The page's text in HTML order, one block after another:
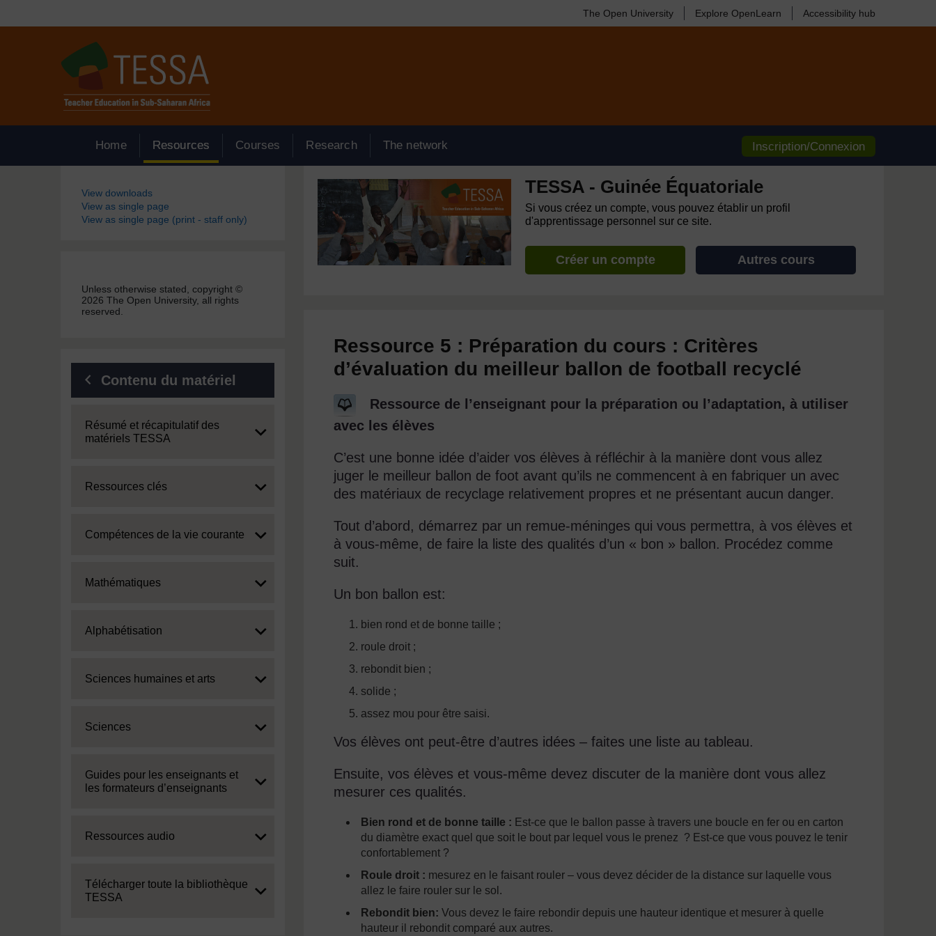
The Open University Explore OpenLearn Accessibility hub
Home Resources Courses Research The network Inscription/Connexion
Blocs
View downloads
View as single page
View as single page (print - staff only)
Unless otherwise stated, copyright ©
2026 The Open University, all rights
reserved.
Contenu du matériel
Expand
Résumé et récapitulatif des
matériels TESSA
Expand
Ressources clés
Expand
Compétences de la vie courante
Expand
Mathématiques
Expand
Alphabétisation
Expand
Sciences humaines et arts
Expand
Sciences
Expand
Guides pour les enseignants et
les formateurs d’enseignants
Expand
Ressources audio
Expand
Télécharger toute la bibliothèque
TESSA
TESSA - Guinée Équatoriale
Si vous créez un compte, vous pouvez établir un profil
d'apprentissage personnel sur ce site.
Créer un compte Autres cours
Ressource 5 : Préparation du cours : Critères
d’évaluation du meilleur ballon de football recyclé
Ressource de l’enseignant pour la préparation ou l’adaptation, à utiliser
avec les élèves
C’est une bonne idée d’aider vos élèves à réfléchir à la manière dont vous allez
juger le meilleur ballon de foot avant qu’ils ne commencent à en fabriquer un avec
des matériaux de recyclage relativement propres et ne présentant aucun danger.
Tout d’abord, démarrez par un remue-méninges qui vous permettra, à vos élèves et
à vous-même, de faire la liste des qualités d’un « bon » ballon. Procédez comme
suit.
Un bon ballon est:
bien rond et de bonne taille ;
roule droit ;
rebondit bien ;
solide ;
assez mou pour être saisi.
Vos élèves ont peut-être d’autres idées – faites une liste au tableau.
Ensuite, vos élèves et vous-même devez discuter de la manière dont vous allez
mesurer ces qualités.
Bien rond et de bonne taille : Est-ce que le ballon passe à travers une boucle en fer ou en carton
du diamètre exact quel que soit le bout par lequel vous le prenez ? Est-ce que vous pouvez le tenir
confortablement ?
Roule droit : mesurez en le faisant rouler – vous devez décider de la distance sur laquelle vous
allez le faire rouler sur le sol.
Rebondit bien: Vous devez le faire rebondir depuis une hauteur identique et mesurer à quelle
hauteur il rebondit comparé aux autres.